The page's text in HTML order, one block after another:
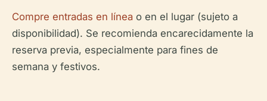
Compre entradas en línea o en el lugar (sujeto a
disponibilidad). Se recomienda encarecidamente la
reserva previa, especialmente para fines de
semana y festivos.